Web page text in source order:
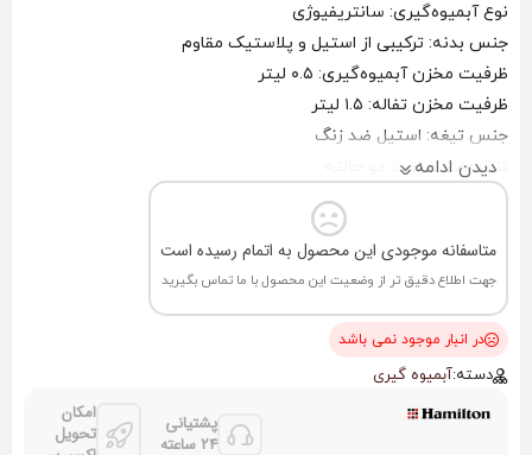
نوع آبمیوه‌گیری: سانتریفیوژی
جنس بدنه: ترکیبی از استیل و پلاستیک مقاوم
ظرفیت مخزن آبمیوه‌گیری: ۰.۵ لیتر
ظرفیت مخزن تفاله: ۱.۵ لیتر
جنس تیغه: استیل ضد زنگ
تنظیمات سرعت: دو حالته
سیستم ضد چکه: دارد
ویژگی‌های امنیتی: پایه‌های ضد لغزش، سوئیچ ایمنی
قابلیت شست‌وشو: امکان جدا شدن قطعات برای شست‌وشوی آسان
دیدن ادامه
متاسفانه موجودی این محصول به اتمام رسیده است
جهت اطلاع دقیق تر از وضعیت این محصول با ما تماس بگیرید
در انبار موجود نمی باشد
دسته:آبمیوه گیری
پشتیانی
24 ساعته
امکان
تحویل